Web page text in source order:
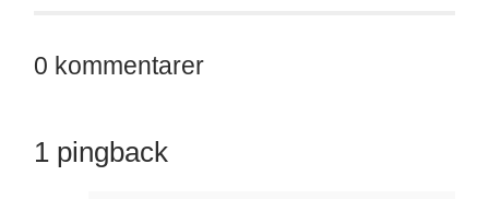
0 kommentarer
1 pingback